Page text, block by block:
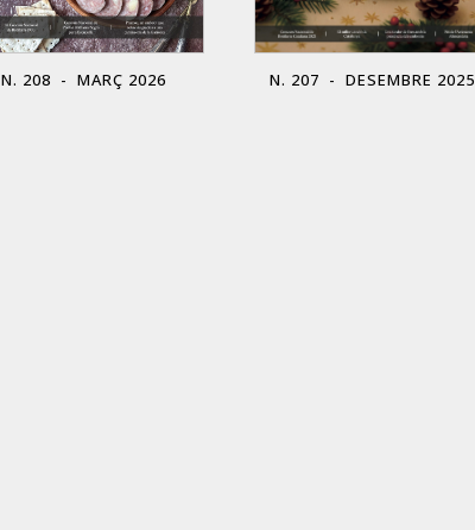
N. 208 - MARÇ 2026 N. 207 - DESEMBRE 2025